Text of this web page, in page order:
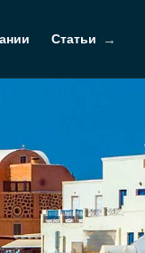
Статьи